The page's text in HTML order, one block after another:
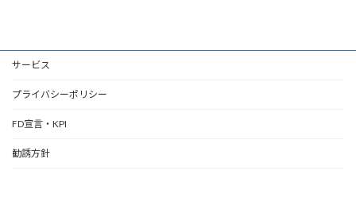
サービス
プライバシーポリシー
FD宣言・KPI
勧誘方針